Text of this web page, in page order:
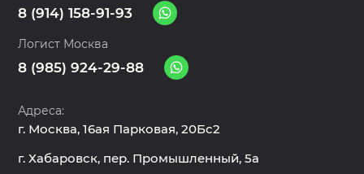
8 (914) 158-91-93
Логист Москва
8 (985) 924-29-88
Адреса:
г. Москва, 16ая Парковая, 20Бс2
г. Хабаровск, пер. Промышленный, 5а